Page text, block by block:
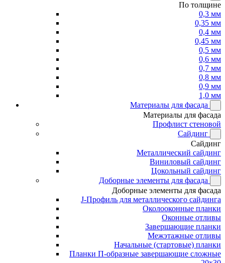
По толщине
0,3 мм
0,35 мм
0,4 мм
0,45 мм
0,5 мм
0,6 мм
0,7 мм
0,8 мм
0,9 мм
1,0 мм
Материалы для фасада
Материалы для фасада
Профлист стеновой
Сайдинг
Сайдинг
Металлический сайдинг
Виниловый сайдинг
Цокольный сайдинг
Доборные элементы для фасада
Доборные элементы для фасада
J-Профиль для металлического сайдинга
Околооконные планки
Оконные отливы
Завершающие планки
Межэтажные отливы
Начальные (стартовые) планки
Планки П-образные завершающие сложные